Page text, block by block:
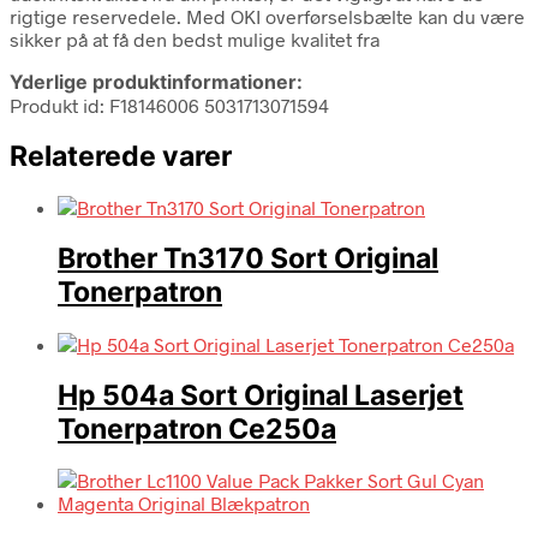
rigtige reservedele. Med OKI overførselsbælte kan du være
sikker på at få den bedst mulige kvalitet fra
Yderlige produktinformationer:
Produkt id: F18146006 5031713071594
Relaterede varer
Brother Tn3170 Sort Original
Tonerpatron
Hp 504a Sort Original Laserjet
Tonerpatron Ce250a